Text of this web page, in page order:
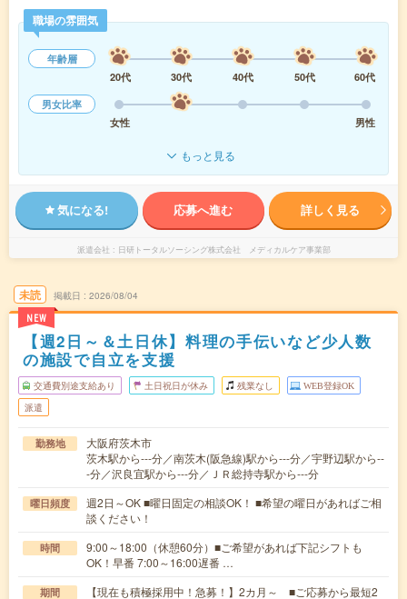
職場の雰囲気
年齢層
20代
30代 40代 50代
60代
男女比率
女性
男性
もっと見る
気になる! 応募へ進む 詳しく見る
派遣会社 日研トータルソーシング株式会社 メディカルケア事業部
未読
NEW
掲載日 2026/08/04
【週2日～＆土日休】料理の手伝いなど少人数
の施設で自立を支援
交通費別途支給あり 土日祝日が休み 残業なし WEB登録OK
派遣
勤務地
大阪府茨木市
茨木駅から---分／南茨木(阪急線)駅から---分／宇野辺駅から--
-分／沢良宜駅から---分／ＪＲ総持寺駅から---分
曜日頻度
週2日～OK ■曜日固定の相談OK！ ■希望の曜日があればご相
談ください！
時間
9:00～18:00（休憩60分）■ご希望があれば下記シフトも
OK！早番 7:00～16:00遅番 …
期間 【現在も積極採用中！急募！】2カ月～ ■ご応募から最短2